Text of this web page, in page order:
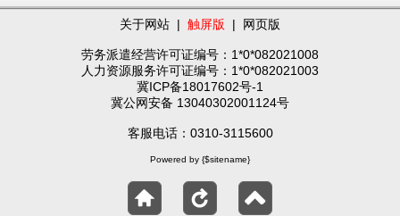
关于网站 | 触屏版 | 网页版
劳务派遣经营许可证编号：1*0*082021008
人力资源服务许可证编号：1*0*082021003
冀ICP备18017602号-1
冀公网安备 13040302001124号
客服电话：0310-3115600
Powered by {$sitename}